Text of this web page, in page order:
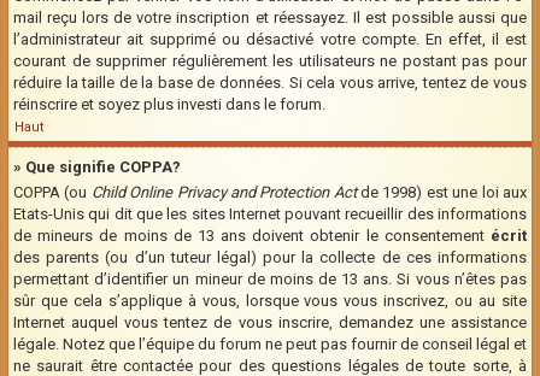
mail reçu lors de votre inscription et réessayez. Il est possible aussi que
l’administrateur ait supprimé ou désactivé votre compte. En effet, il est
courant de supprimer régulièrement les utilisateurs ne postant pas pour
réduire la taille de la base de données. Si cela vous arrive, tentez de vous
réinscrire et soyez plus investi dans le forum.
Haut
» Que signifie COPPA?
COPPA (ou Child Online Privacy and Protection Actde 1998) est une loi aux
Etats-Unis qui dit que les sites Internet pouvant recueillir des informations
de mineurs de moins de 13 ans doivent obtenir le consentement écrit
des parents (ou d’un tuteur légal) pour la collecte de ces informations
permettant d’identifier un mineur de moins de 13 ans. Si vous n’êtes pas
sûr que cela s’applique à vous, lorsque vous vous inscrivez, ou au site
Internet auquel vous tentez de vous inscrire, demandez une assistance
légale. Notez que l’équipe du forum ne peut pas fournir de conseil légal et
ne saurait être contactée pour des questions légales de toute sorte, à